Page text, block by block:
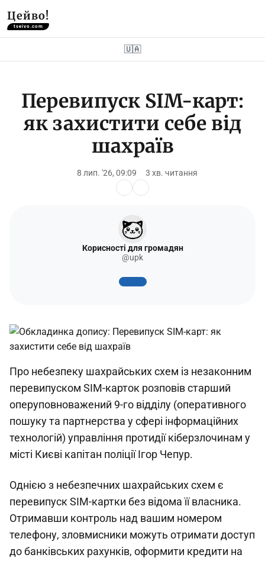
Цейво!
tseivo.com
🇺🇦
Перевипуск SIM-карт:
як захистити себе від
шахраїв
8 лип. '26, 09:09 3 хв. читання
Корисності для громадян
@upk
Про небезпеку шахрайських схем із незаконним
перевипуском SIM-карток розповів старший
оперуповноважений 9-го відділу (оперативного
пошуку та партнерства у сфері інформаційних
технологій) управління протидії кіберзлочинам у
місті Києві капітан поліції Ігор Чепур.
Однією з небезпечних шахрайських схем є
перевипуск SIM-картки без відома її власника.
Отримавши контроль над вашим номером
телефону, зловмисники можуть отримати доступ
до банківських рахунків, оформити кредити на